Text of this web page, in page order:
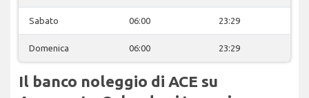
Sabato 06:00 23:29
Domenica 06:00 23:29
Il banco noleggio di ACE su